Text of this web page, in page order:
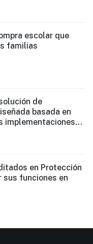
escolar que
familias
de
basada en
implementaciones
el borde y de IA en
en Protección
sus funciones en